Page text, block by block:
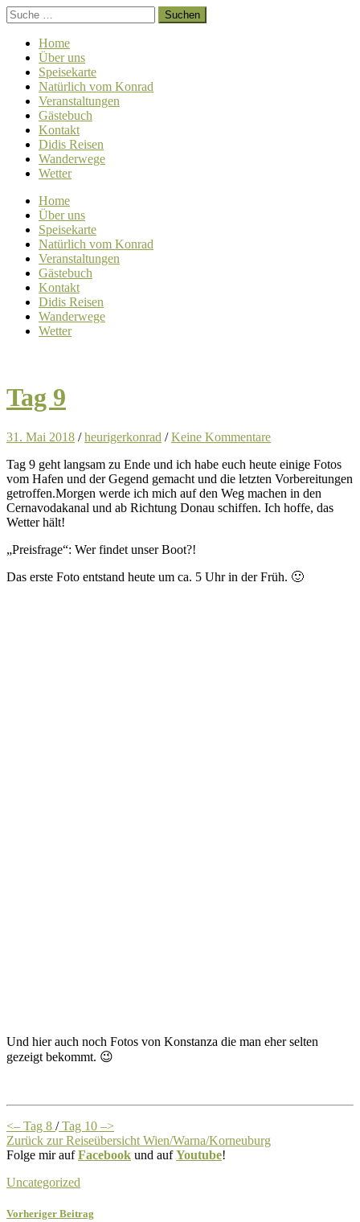
Home
Über uns
Speisekarte
Natürlich vom Konrad
Veranstaltungen
Gästebuch
Kontakt
Didis Reisen
Wanderwege
Wetter
Home
Über uns
Speisekarte
Natürlich vom Konrad
Veranstaltungen
Gästebuch
Kontakt
Didis Reisen
Wanderwege
Wetter
Tag 9
31. Mai 2018 /heurigerkonrad /Keine Kommentare
Tag 9 geht langsam zu Ende und ich habe euch heute einige Fotos
vom Hafen und der Gegend gemacht und die letzten Vorbereitungen
getroffen.Morgen werde ich mich auf den Weg machen in den
Cernavodakanal und ab Richtung Donau schiffen. Ich hoffe, das
Wetter hält!
„Preisfrage“: Wer findet unser Boot?!
Das erste Foto entstand heute um ca. 5 Uhr in der Früh. 🙂
Und hier auch noch Fotos von Konstanza die man eher selten
gezeigt bekommt. 😉
<– Tag 8 /Tag 10 –>
Zurück zur Reiseübersicht Wien/Warna/Korneuburg
Folge mir aufFacebook und aufYoutube!
Uncategorized
Vorheriger Beitrag